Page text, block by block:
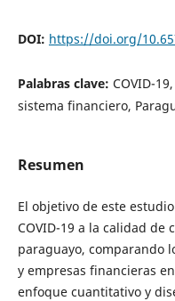
DOI: https://doi.org/
Palabras clave: COVID-
sistema financiero,
Resumen
El objetivo de este
COVID-19 a la calidad
paraguayo, comparando
y empresas financieras
enfoque cuantitativo y